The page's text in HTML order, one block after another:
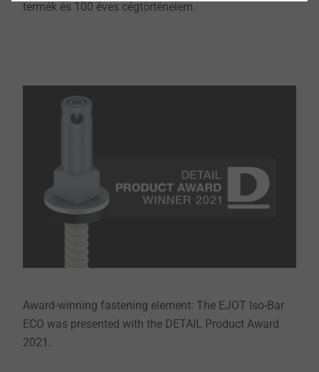
termék és 100 éves cégtörténelem.
Award-winning fastening element: The EJOT Iso-Bar
ECO was presented with the DETAIL Product Award
2021.